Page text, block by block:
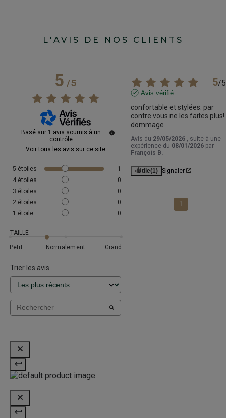
L'AVIS DE NOS CLIENTS
5/5
Basé sur 1 avis soumis à un
contrôle
Voir tous les avis sur ce site
5 étoiles
1
4 étoiles
0
3 étoiles
0
2 étoiles
0
1 étoile 0
TAILLE
Petit
Normalement Grand
Trier les avis
5/5
Avis vérifié
confortable et stylées. par
contre vous ne les faites
dommage
Avis du 29/05/2026
, suite à une
expérience du 08/01/2026 par
François B.
Utile(1) Signaler
1